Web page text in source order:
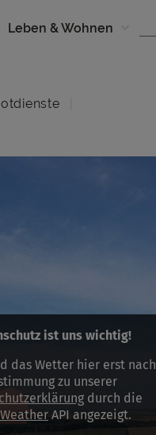
Leben & Wohnen
ist uns wichtig!
das Wetter hier erst nach
zu unserer
durch die
API angezeigt.